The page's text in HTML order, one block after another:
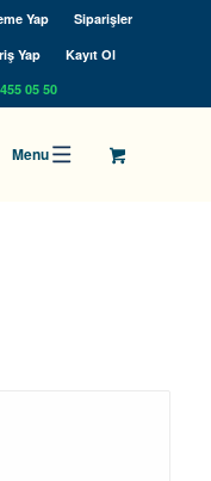
Yap
Siparişler
Yap
Kayıt Ol
05 50